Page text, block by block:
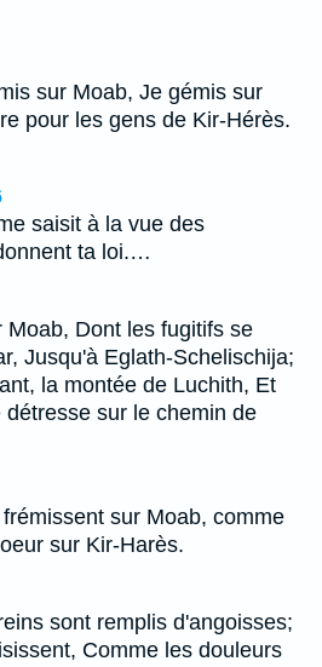
sur Moab, Je gémis sur
pour les gens de Kir-Hérès.
saisit à la vue des
ta loi.…
Moab, Dont les fugitifs se
Jusqu'à Eglath-Schelischija;
la montée de Luchith, Et
sur le chemin de
sur Moab, comme
sur Kir-Harès.
sont remplis d'angoisses;
Comme les douleurs